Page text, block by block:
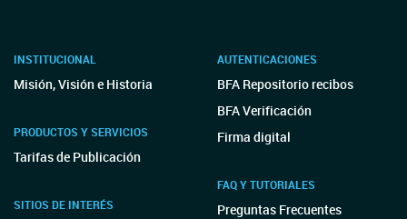
INSTITUCIONAL
Misión, Visión e Historia
PRODUCTOS Y SERVICIOS
Tarifas de Publicación
SITIOS DE INTERÉS
AUTENTICACIONES
BFA Repositorio recibos
BFA Verificación
Firma digital
FAQ Y TUTORIALES
Preguntas Frecuentes